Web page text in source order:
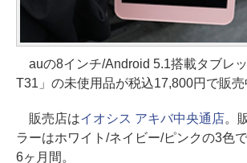
auの8インチ/Android 5.1搭載タブレ
T31」の未使用品が税込17,800円で販売
販売店はイオシス アキバ中央通店。
ラーはホワイト/ネイビー/ピンクの3色
6ヶ月間。